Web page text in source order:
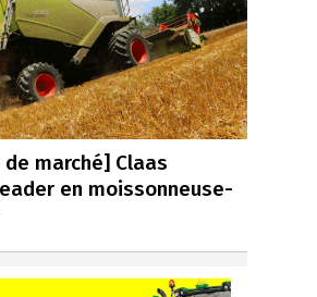
marché] Claas
en moissonneuse-